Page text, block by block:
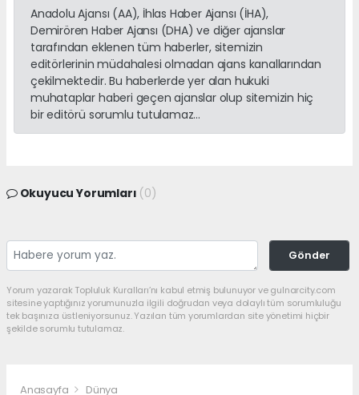
Anadolu Ajansı (AA), İhlas Haber Ajansı (İHA),
Demirören Haber Ajansı (DHA) ve diğer ajanslar
tarafından eklenen tüm haberler, sitemizin
editörlerinin müdahalesi olmadan ajans kanallarından
çekilmektedir. Bu haberlerde yer alan hukuki
muhataplar haberi geçen ajanslar olup sitemizin hiç
bir editörü sorumlu tutulamaz...
Okuyucu Yorumları (0)
Gönder
Yorum yazarak Topluluk Kuralları’nı kabul etmiş bulunuyor ve gulnarcity.com
sitesine yaptığınız yorumunuzla ilgili doğrudan veya dolaylı tüm sorumluluğu
tek başınıza üstleniyorsunuz. Yazılan tüm yorumlardan site yönetimi hiçbir
şekilde sorumlu tutulamaz.
Anasayfa Dünya